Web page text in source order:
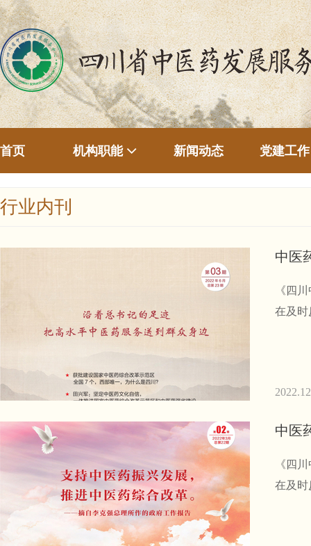
首页 机构职能 新闻动态 党建工作
行业内刊
中医
《四
在及时
中医
《四
在及时